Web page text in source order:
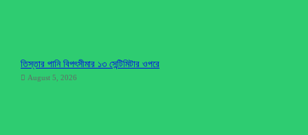
তিস্তার পানি বিপৎসীমার ১৩ সেন্টিমিটার ওপরে
August 5, 2026